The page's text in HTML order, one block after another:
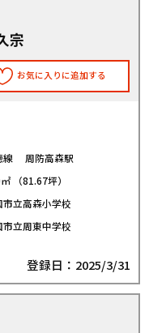
宗
お気に入りに追加する
線 周防高森駅
（81.67坪）
市立高森小学校
市立周東中学校
登録日：2025/3/31